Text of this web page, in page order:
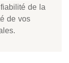
de la
de vos